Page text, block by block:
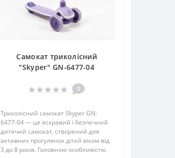
Самокат триколісний
"Skyper" GN-6477-04
0
Триколісний самокат Skyper GN-
6477-04 — це яскравий і безпечний
дитячий самокат, створений для
активних прогулянок дітей віком від
3 до 8 років. Головною особливістю